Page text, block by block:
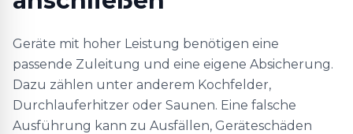
Geräte mit hoher Leistung benötigen eine
passende Zuleitung und eine eigene Absicherung.
Dazu zählen unter anderem Kochfelder,
Durchlauferhitzer oder Saunen. Eine falsche
Ausführung kann zu Ausfällen, Geräteschäden